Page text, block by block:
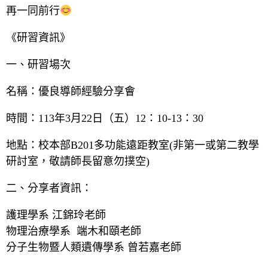
再一同前行
《研習資訊》
一、研習場次
名稱：優良導師經驗分享會
時間：113年3月22日（五）12：10-13：30
地點：校本部B201多功能遠距教室(非第一或第二教學
研討室，敬請師長留意勿撲空)
二、分享者資訊：
護理學系 江錦玲老師
物理治療學系 端木和頤老師
分子生物暨人類遺傳學系 曾若嘉老師